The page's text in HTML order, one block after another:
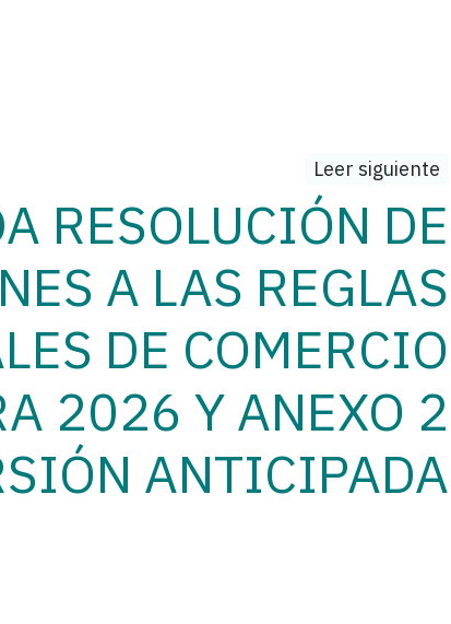
Leer siguiente
RESOLUCIÓN DE
A LAS REGLAS
DE COMERCIO
2026 Y ANEXO 2
ANTICIPADA